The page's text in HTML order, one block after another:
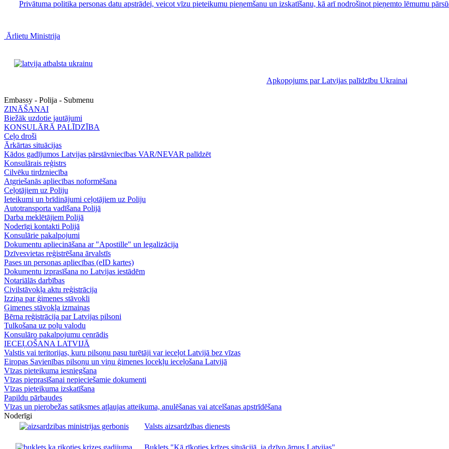
Privātuma politika personas datu apstrādei, veicot vīzu pieteikumu pieņemšanu un izskatīšanu, kā arī nodrošinot pieņemto lēmumu
Ārlietu Ministrija
Apkopojums par Latvijas palīdzību Ukrainai
Embassy - Polija - Submenu
ZINĀŠANAI
Biežāk uzdotie jautājumi
KONSULĀRĀ PALĪDZĪBA
Ceļo droši
Ārkārtas situācijas
Kādos gadījumos Latvijas pārstāvniecības VAR/NEVAR palīdzēt
Konsulārais reģistrs
Cilvēku tirdzniecība
Atgriešanās apliecības noformēšana
Ceļotājiem uz Poliju
Ieteikumi un brīdinājumi ceļotājiem uz Poliju
Autotransporta vadīšana Polijā
Darba meklētājiem Polijā
Noderīgi kontakti Polijā
Konsulārie pakalpojumi
Dokumentu apliecināšana ar "Apostille" un legalizācija
Dzīvesvietas reģistrēšana ārvalstīs
Pases un personas apliecības (eID kartes)
Dokumentu izprasīšana no Latvijas iestādēm
Notariālās darbības
Civilstāvokļa aktu reģistrācija
Izziņa par ģimenes stāvokli
Ģimenes stāvokļa izmaiņas
Bērna reģistrācija par Latvijas pilsoni
Tulkošana uz poļu valodu
Konsulāro pakalpojumu cenrādis
IECEĻOŠANA LATVIJĀ
Valstis vai teritorijas, kuru pilsoņu pasu turētāji var ieceļot Latvijā bez vīzas
Eiropas Savienības pilsoņu un viņu ģimenes locekļu ieceļošana Latvijā
Vīzas pieteikuma iesniegšana
Vīzas pieprasīšanai nepieciešamie dokumenti
Vīzas pieteikuma izskatīšana
Papildu pārbaudes
Vīzas un pierobežas satiksmes atļaujas atteikuma, anulēšanas vai atcelšanas apstrīdēšana
Noderīgi
Valsts aizsardzības dienests
Buklets "Kā rīkoties krīzes situācijā, ja dzīvo ārpus Latvijas"